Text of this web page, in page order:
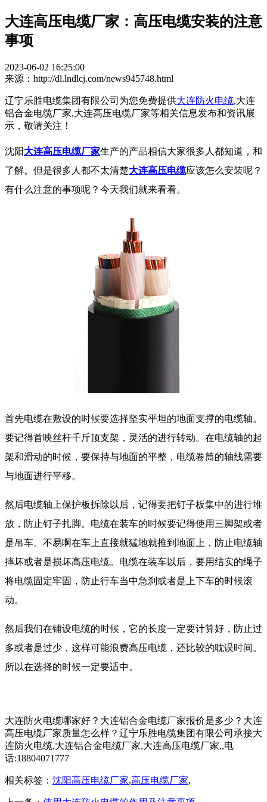
大连高压电缆厂家：高压电缆安装的注意
事项
2023-06-02 16:25:00
来源：http://dl.lndlcj.com/news945748.html
辽宁乐胜电缆集团有限公司为您免费提供大连防火电缆,大连
铝合金电缆厂家,大连高压电缆厂家等相关信息发布和资讯展
示，敬请关注！
沈阳大连高压电缆厂家生产的产品相信大家很多人都知道，和
了解。但是很多人都不太清楚大连高压电缆应该怎么安装呢？
有什么注意的事项呢？今天我们就来看看。
首先电缆在敷设的时候要选择坚实平坦的地面支撑的电缆轴。
要记得首映丝杆千斤顶支架，灵活的进行转动。在电缆轴的起
架和滑动的时候，要保持与地面的平整，电缆卷筒的轴线需要
与地面进行平移。
然后电缆轴上保护板拆除以后，记得要把钉子板集中的进行堆
放，防止钉子扎脚。电缆在装车的时候要记得使用三脚架或者
是吊车。不易啊在车上直接就猛地就推到地面上，防止电缆轴
摔坏或者是损坏高压电缆。电缆在装车以后，要用结实的绳子
将电缆固定牢固，防止行车当中急刹或者是上下车的时候滚
动。
然后我们在铺设电缆的时候，它的长度一定要计算好，防止过
多或者是过少，这样可能浪费高压电缆，还比较的耽误时间。
所以在选择的时候一定要适中。
大连防火电缆哪家好？大连铝合金电缆厂家报价是多少？大连
高压电缆厂家质量怎么样？辽宁乐胜电缆集团有限公司承接大
连防火电缆,大连铝合金电缆厂家,大连高压电缆厂家,,电
话:18804071777
相关标签： 沈阳高压电缆厂家,高压电缆厂家,